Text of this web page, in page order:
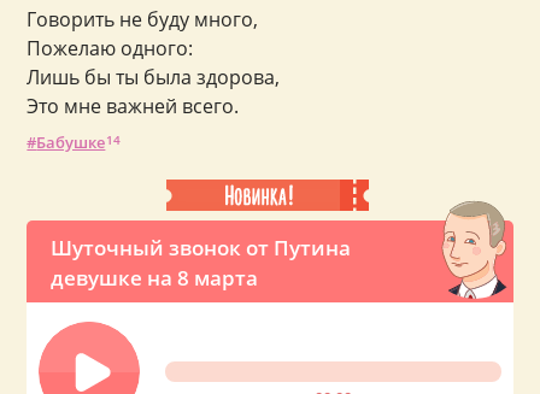
Шуточный звонок от Путина
девушке на 8 марта
Говорить не буду много,
Пожелаю одного:
Лишь бы ты была здорова,
Это мне важней всего.
Бабушке14